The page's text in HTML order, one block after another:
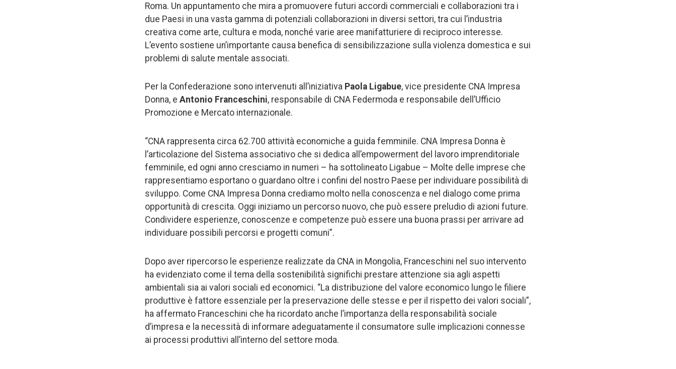
Roma. Un appuntamento che mira a promuovere futuri accordi commerciali e collaborazioni tra i
due Paesi in una vasta gamma di potenziali collaborazioni in diversi settori, tra cui l’industria
creativa come arte, cultura e moda, nonché varie aree manifatturiere di reciproco interesse.
L’evento sostiene un’importante causa benefica di sensibilizzazione sulla violenza domestica e sui
problemi di salute mentale associati.
Per la Confederazione sono intervenuti all’iniziativa Paola Ligabue, vice presidente CNA Impresa
Donna, e Antonio Franceschini, responsabile di CNA Federmoda e responsabile dell’Ufficio
Promozione e Mercato internazionale.
“CNA rappresenta circa 62.700 attività economiche a guida femminile. CNA Impresa Donna è
l’articolazione del Sistema associativo che si dedica all’empowerment del lavoro imprenditoriale
femminile, ed ogni anno cresciamo in numeri – ha sottolineato Ligabue – Molte delle imprese che
rappresentiamo esportano o guardano oltre i confini del nostro Paese per individuare possibilità di
sviluppo. Come CNA Impresa Donna crediamo molto nella conoscenza e nel dialogo come prima
opportunità di crescita. Oggi iniziamo un percorso nuovo, che può essere preludio di azioni future.
Condividere esperienze, conoscenze e competenze può essere una buona prassi per arrivare ad
individuare possibili percorsi e progetti comuni”.
Dopo aver ripercorso le esperienze realizzate da CNA in Mongolia, Franceschini nel suo intervento
ha evidenziato come il tema della sostenibilità significhi prestare attenzione sia agli aspetti
ambientali sia ai valori sociali ed economici. “La distribuzione del valore economico lungo le filiere
produttive è fattore essenziale per la preservazione delle stesse e per il rispetto dei valori sociali”,
ha affermato Franceschini che ha ricordato anche l’importanza della responsabilità sociale
d’impresa e la necessità di informare adeguatamente il consumatore sulle implicazioni connesse
ai processi produttivi all’interno del settore moda.